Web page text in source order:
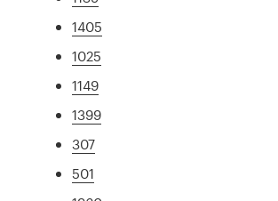
1405
1025
1149
1399
307
501